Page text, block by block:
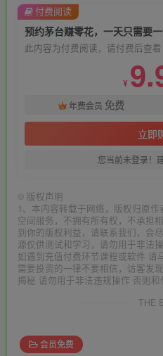
此内容为付费阅读，请付费后查看
¥
年费会员 免费
立即
您当前未登录！
付费阅读
© 版权声明
1、本内容转载于网络，版权归原
空间服务，不拥有所有权，不承担
到你的版权利益，请联系我们，会
源仅供测试和学习，请勿用于非法
如遇到充值付费环节课程或软件 请
需要投资的一律不要相信，访客发
揭秘 请勿用于非法违规操作 否则
THE
会员免费